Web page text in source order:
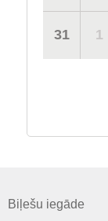
31 1
Biļešu iegāde